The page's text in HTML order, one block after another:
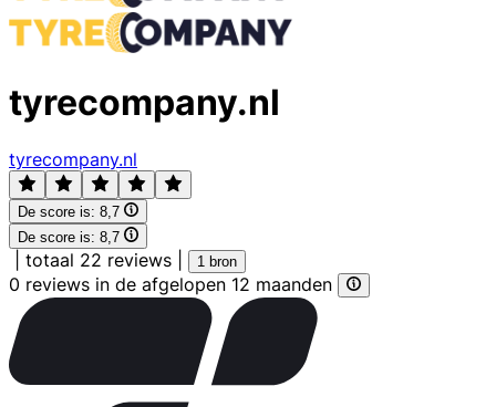
tyrecompany.nl
tyrecompany.nl
De score is: 8,7
De score is: 8,7
totaal 22 reviews 1 bron
0 reviews in de afgelopen 12 maanden